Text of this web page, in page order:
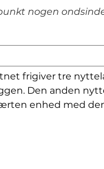
nogen
frigiver tre
Den anden
enhed med